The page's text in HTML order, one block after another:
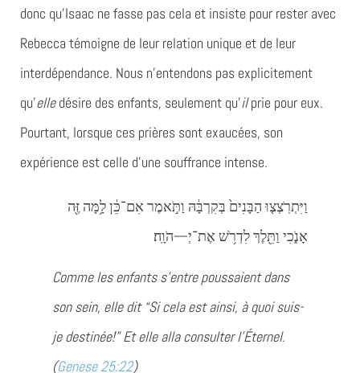
donc qu’Isaac ne fasse pas cela et insiste pour rester avec
Rebecca témoigne de leur relation unique et de leur
interdépendance. Nous n’entendons pas explicitement
qu’elledésire des enfants, seulement qu’ilprie pour eux.
Pourtant, lorsque ces prières sont exaucées, son
expérience est celle d’une souffrance intense.
וַיִּתְרֹֽצְצ֤וּ הַבָּנִים֙ בְּקִרְבָּ֔הּ וַתֹּ֣אמֶר אִם־כֵּ֔ן לָ֥מָּה זֶּ֖ה
אָנֹ֑כִי וַתֵּ֖לֶךְ לִדְרֹ֥שׁ אֶת־יְ—הֹוָֽה׃
Comme les enfants s’entre poussaient dans
son sein, elle dit “Si cela est ainsi, à quoi suis-
je destinée!” Et elle alla consulter l’Éternel.
(Genese 25:22)